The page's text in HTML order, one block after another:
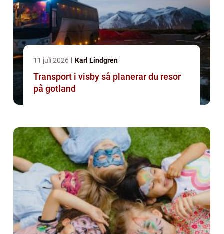
11 juli 2026 Karl Lindgren
Transport i visby så planerar du resor
på gotland